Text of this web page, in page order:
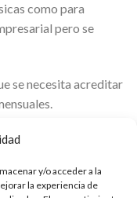
y/o acceder a la
la experiencia de
como para
pero se
se necesita acreditar